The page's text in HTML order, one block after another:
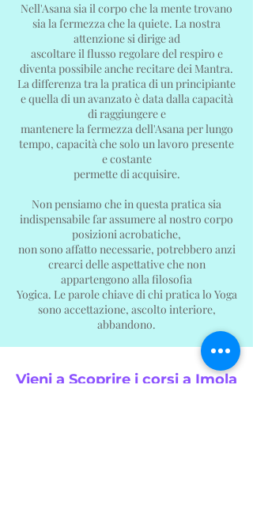
Nell'Asana sia il corpo che la mente trovano
sia la fermezza che la quiete. La nostra
attenzione si dirige ad
ascoltare il flusso regolare del respiro e
diventa possibile anche recitare dei Mantra.
La differenza tra la pratica di un principiante
e quella di un avanzato è data dalla capacità
di raggiungere e
mantenere la fermezza dell'Asana per lungo
tempo, capacità che solo un lavoro presente
e costante
permette di acquisire.
Non pensiamo che in questa pratica sia
indispensabile far assumere al nostro corpo
posizioni acrobatiche,
non sono affatto necessarie, potrebbero anzi
crearci delle aspettative che non
appartengono alla filosofia
Yogica. Le parole chiave di chi pratica lo Yoga
sono accettazione, ascolto interiore,
abbandono.
Vieni a Scoprire i corsi a Imola